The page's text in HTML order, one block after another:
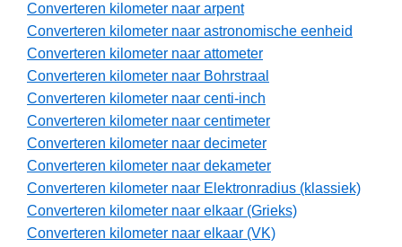
Converteren kilometer naar arpent
Converteren kilometer naar astronomische eenheid
Converteren kilometer naar attometer
Converteren kilometer naar Bohrstraal
Converteren kilometer naar centi-inch
Converteren kilometer naar centimeter
Converteren kilometer naar decimeter
Converteren kilometer naar dekameter
Converteren kilometer naar Elektronradius (klassiek)
Converteren kilometer naar elkaar (Grieks)
Converteren kilometer naar elkaar (VK)